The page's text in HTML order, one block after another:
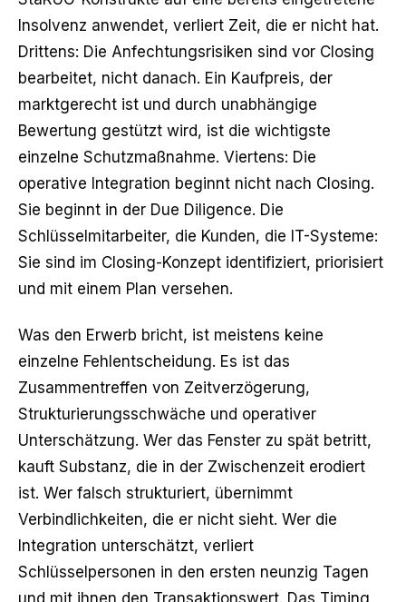
Insolvenz anwendet, verliert Zeit, die er nicht hat.
Drittens: Die Anfechtungsrisiken sind vor Closing
bearbeitet, nicht danach. Ein Kaufpreis, der
marktgerecht ist und durch unabhängige
Bewertung gestützt wird, ist die wichtigste
einzelne Schutzmaßnahme. Viertens: Die
operative Integration beginnt nicht nach Closing.
Sie beginnt in der Due Diligence. Die
Schlüsselmitarbeiter, die Kunden, die IT-Systeme:
Sie sind im Closing-Konzept identifiziert, priorisiert
und mit einem Plan versehen.
Was den Erwerb bricht, ist meistens keine
einzelne Fehlentscheidung. Es ist das
Zusammentreffen von Zeitverzögerung,
Strukturierungsschwäche und operativer
Unterschätzung. Wer das Fenster zu spät betritt,
kauft Substanz, die in der Zwischenzeit erodiert
ist. Wer falsch strukturiert, übernimmt
Verbindlichkeiten, die er nicht sieht. Wer die
Integration unterschätzt, verliert
Schlüsselpersonen in den ersten neunzig Tagen
und mit ihnen den Transaktionswert. Das Timing